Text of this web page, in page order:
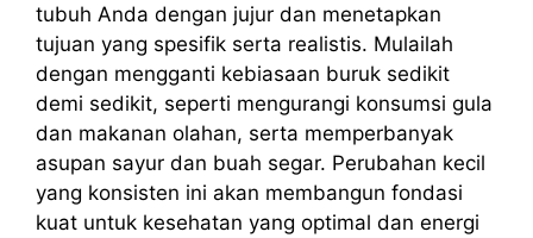
tubuh Anda dengan jujur dan menetapkan
tujuan yang spesifik serta realistis. Mulailah
dengan mengganti kebiasaan buruk sedikit
demi sedikit, seperti mengurangi konsumsi gula
dan makanan olahan, serta memperbanyak
asupan sayur dan buah segar. Perubahan kecil
yang konsisten ini akan membangun fondasi
kuat untuk kesehatan yang optimal dan energi